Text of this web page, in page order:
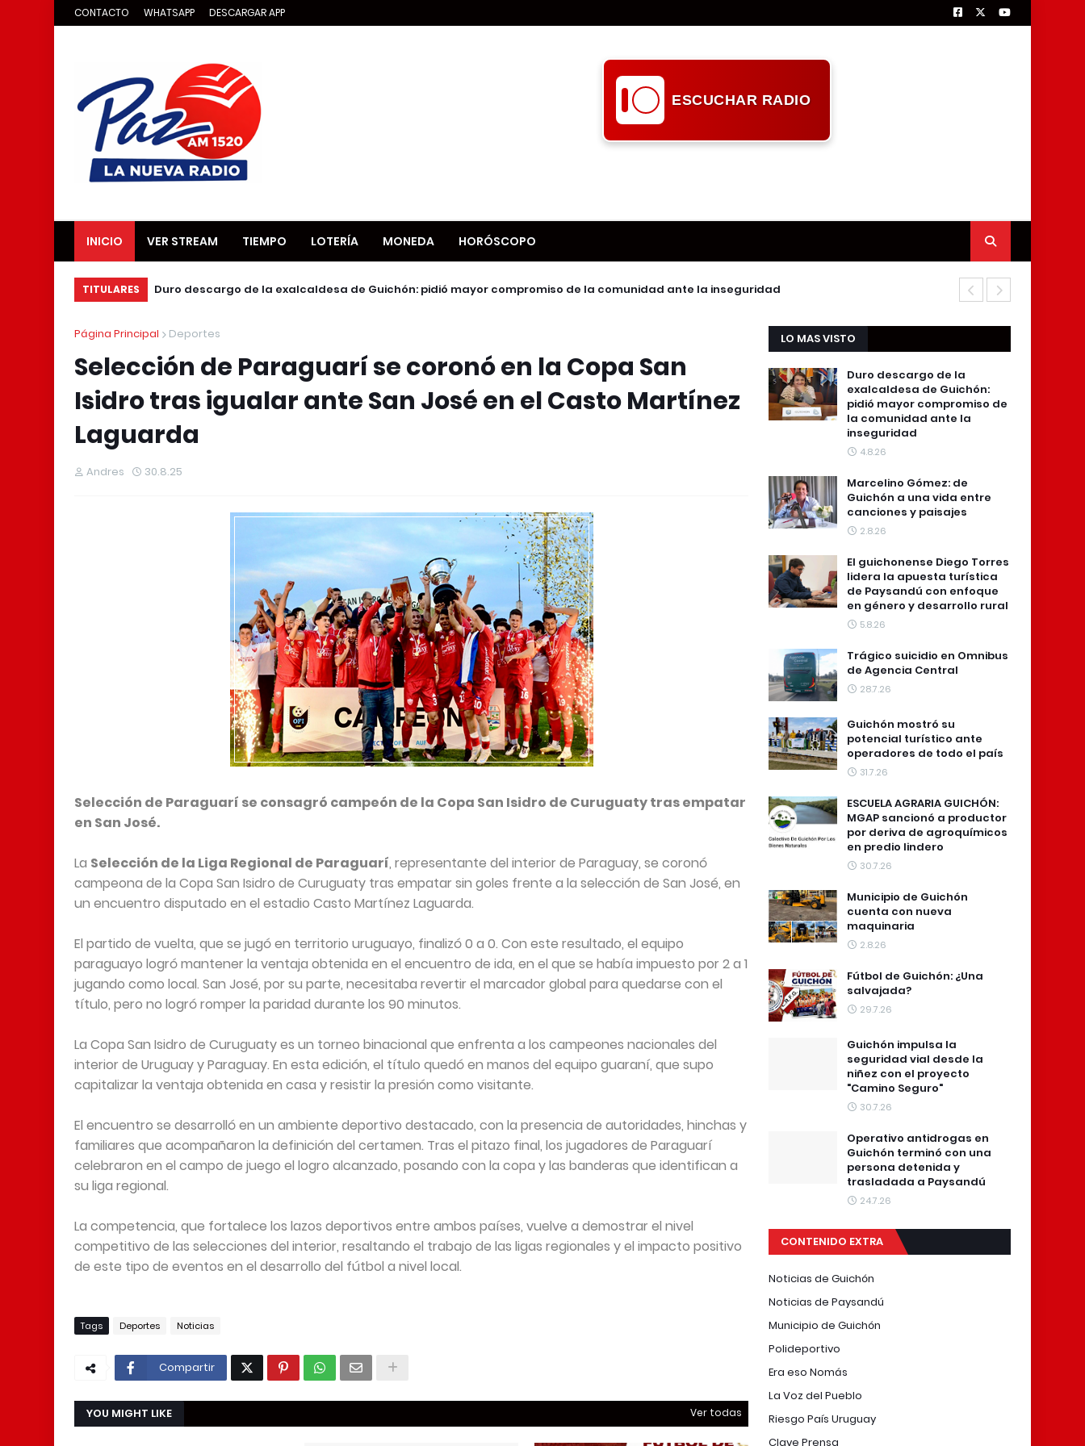
CONTACTO WHATSAPP DESCARGAR APP
ESCUCHAR RADIO
INICIO VER STREAM TIEMPO LOTERÍA MONEDA HORÓSCOPO
TITULARES Duro descargo de la exalcaldesa de Guichón: pidió mayor compromiso de la comunidad ante la inseguridad
Página Principal Deportes
Selección de Paraguarí se coronó en la Copa San
Isidro tras igualar ante San José en el Casto Martínez
Laguarda
Andres 30.8.25
Selección de Paraguarí se consagró campeón de la Copa San Isidro de Curuguaty tras empatar
en San José.
La Selección de la Liga Regional de Paraguarí, representante del interior de Paraguay, se coronó
campeona de la Copa San Isidro de Curuguaty tras empatar sin goles frente a la selección de San José, en
un encuentro disputado en el estadio Casto Martínez Laguarda.
El partido de vuelta, que se jugó en territorio uruguayo, finalizó 0 a 0. Con este resultado, el equipo
paraguayo logró mantener la ventaja obtenida en el encuentro de ida, en el que se había impuesto por 2 a 1
jugando como local. San José, por su parte, necesitaba revertir el marcador global para quedarse con el
título, pero no logró romper la paridad durante los 90 minutos.
La Copa San Isidro de Curuguaty es un torneo binacional que enfrenta a los campeones nacionales del
interior de Uruguay y Paraguay. En esta edición, el título quedó en manos del equipo guaraní, que supo
capitalizar la ventaja obtenida en casa y resistir la presión como visitante.
El encuentro se desarrolló en un ambiente deportivo destacado, con la presencia de autoridades, hinchas y
familiares que acompañaron la definición del certamen. Tras el pitazo final, los jugadores de Paraguarí
celebraron en el campo de juego el logro alcanzado, posando con la copa y las banderas que identifican a
su liga regional.
La competencia, que fortalece los lazos deportivos entre ambos países, vuelve a demostrar el nivel
competitivo de las selecciones del interior, resaltando el trabajo de las ligas regionales y el impacto positivo
de este tipo de eventos en el desarrollo del fútbol a nivel local.
Tags Deportes Noticias
Compartir
YOU MIGHT LIKE Ver todas
LO MAS VISTO
Duro descargo de la
exalcaldesa de Guichón:
pidió mayor compromiso de
la comunidad ante la
inseguridad
4.8.26
Marcelino Gómez: de
Guichón a una vida entre
canciones y paisajes
2.8.26
El guichonense Diego Torres
lidera la apuesta turística
de Paysandú con enfoque
en género y desarrollo rural
5.8.26
Trágico suicidio en Omnibus
de Agencia Central
28.7.26
Guichón mostró su
potencial turístico ante
operadores de todo el país
31.7.26
ESCUELA AGRARIA GUICHÓN:
MGAP sancionó a productor
por deriva de agroquímicos
en predio lindero
30.7.26
Municipio de Guichón
cuenta con nueva
maquinaria
2.8.26
Fútbol de Guichón: ¿Una
salvajada?
29.7.26
Guichón impulsa la
seguridad vial desde la
niñez con el proyecto
"Camino Seguro"
30.7.26
Operativo antidrogas en
Guichón terminó con una
persona detenida y
trasladada a Paysandú
24.7.26
CONTENIDO EXTRA
Noticias de Guichón
Noticias de Paysandú
Municipio de Guichón
Polideportivo
Era eso Nomás
La Voz del Pueblo
Riesgo País Uruguay
Clave Prensa